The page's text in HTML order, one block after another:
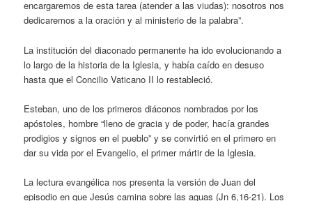
encargaremos de esta tarea (atender a las viudas): nosotros nos
dedicaremos a la oración y al ministerio de la palabra”.
La institución del diaconado permanente ha ido evolucionando a
lo largo de la historia de la Iglesia, y había caído en desuso
hasta que el Concilio Vaticano II lo restableció.
Esteban, uno de los primeros diáconos nombrados por los
apóstoles, hombre “lleno de gracia y de poder, hacía grandes
prodigios y signos en el pueblo” y se convirtió en el primero en
dar su vida por el Evangelio, el primer mártir de la Iglesia.
La lectura evangélica nos presenta la versión de Juan del
episodio en que Jesús camina sobre las aguas (Jn 6,16-21). Los